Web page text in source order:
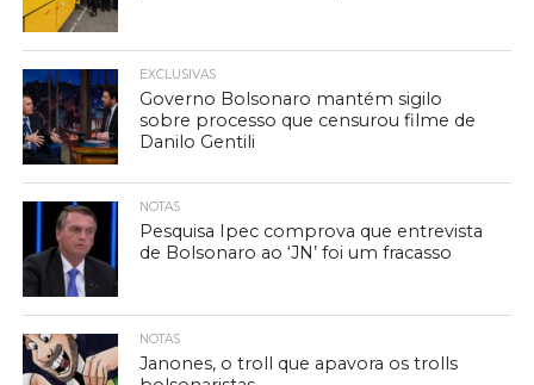
EXCLUSIVAS
Governo Bolsonaro mantém sigilo
sobre processo que censurou filme de
Danilo Gentili
NOTAS
Pesquisa Ipec comprova que entrevista
de Bolsonaro ao ‘JN’ foi um fracasso
NOTAS
Janones, o troll que apavora os trolls